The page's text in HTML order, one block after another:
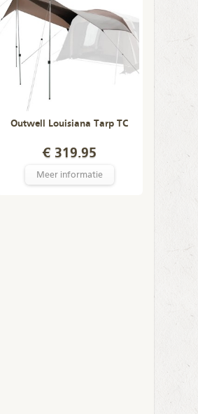
Outwell Louisiana Tarp TC
€ 319.95
Meer informatie